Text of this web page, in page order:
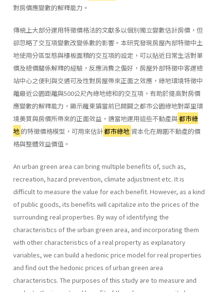
對房價應變數的解釋能力。
傳統上大部分運用特徵價格法的文獻多以個別獨立變數估計房價，但
卻忽略了交互項變數改變係數的影響。本研究發現房屋內部特徵中土
地使用分區型態與樓板面積的交互項的設定，可以貼近日常生活對單
價及總價關係解釋的經驗，反應消費之偏好，房屋外部特徵中客運總
站中心之便利與交通可及性對房屋帶來正面之效應，綠地環境特徵中
離最近公園距離與500公尺內綠地總和的交互項，有助於提高對房價
應變數的解釋能力，顯示羅東鎮當前已開闢之都市公園綠地對鄰里環
境美質與房價所帶來的正面效益，適當地運用這些不動產與都市綠
地 的特徵價格模型，可用來估計都市綠地 資本化在周圍不動產的價
格與整體效益價值。
An urban green area can bring multiple benefits of, such as,
recreation, hazard prevention, climate adjustment etc. It is
difficult to measure the value for each benefit. However, as a kind
of public goods, its benefits will capitalize into the prices of the
surrounding real properties. By way of identifying the
characteristics of the urban green area, and incorporating them
with other characteristics of a real property as explanatory
variables, we can build a hedonic price model for real properties
and find out the hedonic prices of urban green area
characteristics. The purposes of this study are to measure and